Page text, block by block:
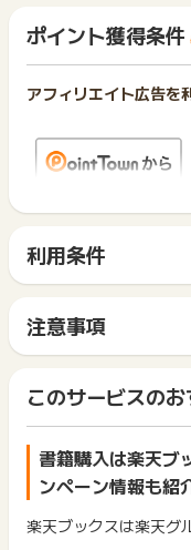
ポイント獲得条件
アフィリエイト広告を
2019年7月1日より
複数商品を購入され
捨てに変更となります
そのため、獲得予定ポ
ございます。予めご
2019年4月1日より
利用条件
サイトに移動してから
間に、同じブラウザ（
ト獲得ができません。
「 ショッピングでポ
ス・お買い物利用時で
イント獲得ができませ
2回以上同じお買い物
ポイントタウンに戻
タンを押してからご利
注意事項
一部のサービスにつ
は切り捨てとなります
ポイント獲得が1ポイ
ント履歴には記載され
原則として広告主側
につきましては、ポイ
まれません。
広告主が運営している
このサービスのお
書籍購入は楽天ブ
ンペーン情報も紹
楽天ブックスは楽天グ